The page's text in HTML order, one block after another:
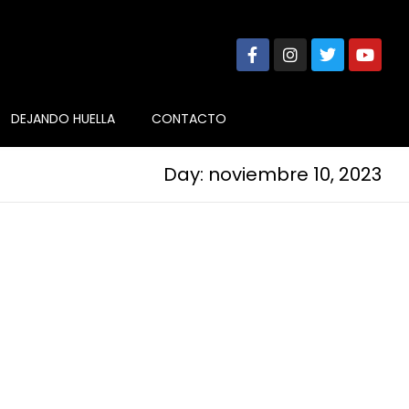
DEJANDO HUELLA CONTACTO
Day: noviembre 10, 2023